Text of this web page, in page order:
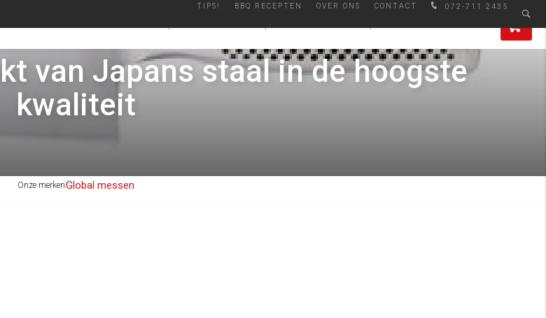
072-711 2435
TIPS! BBQ RECEPTEN OVER ONS CONTACT
0
van Japans staal in de hoogste
kwaliteit
Onze merkenGlobal messen